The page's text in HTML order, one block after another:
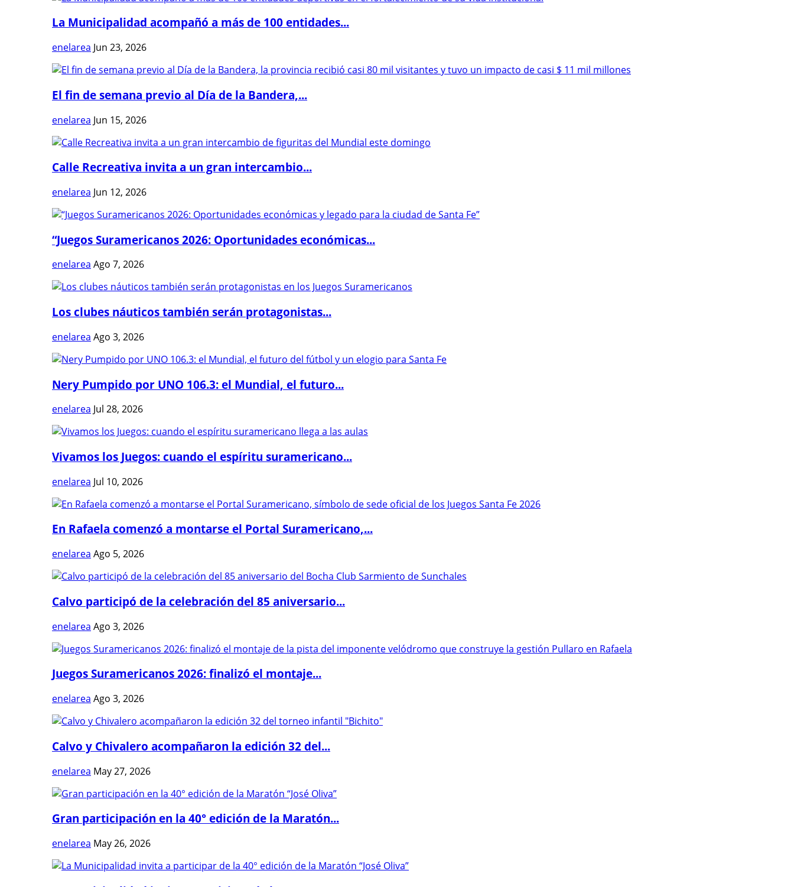
La Municipalidad acompañó a más de 100 entidades...
enelarea Jun 23, 2026
El fin de semana previo al Día de la Bandera,...
enelarea Jun 15, 2026
Calle Recreativa invita a un gran intercambio...
enelarea Jun 12, 2026
“Juegos Suramericanos 2026: Oportunidades económicas...
enelarea Ago 7, 2026
Los clubes náuticos también serán protagonistas...
enelarea Ago 3, 2026
Nery Pumpido por UNO 106.3: el Mundial, el futuro...
enelarea Jul 28, 2026
Vivamos los Juegos: cuando el espíritu suramericano...
enelarea Jul 10, 2026
En Rafaela comenzó a montarse el Portal Suramericano,...
enelarea Ago 5, 2026
Calvo participó de la celebración del 85 aniversario...
enelarea Ago 3, 2026
Juegos Suramericanos 2026: finalizó el montaje...
enelarea Ago 3, 2026
Calvo y Chivalero acompañaron la edición 32 del...
enelarea May 27, 2026
Gran participación en la 40° edición de la Maratón...
enelarea May 26, 2026